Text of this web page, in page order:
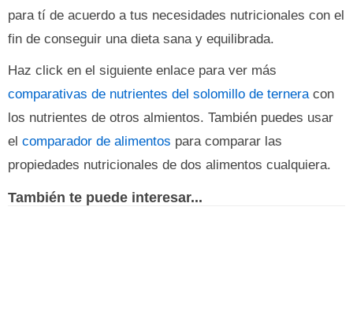
para tí de acuerdo a tus necesidades nutricionales con el
fin de conseguir una dieta sana y equilibrada.
Haz click en el siguiente enlace para ver más
comparativas de nutrientes del solomillo de terneracon
los nutrientes de otros almientos. También puedes usar
el comparador de alimentos para comparar las
propiedades nutricionales de dos alimentos cualquiera.
También te puede interesar...